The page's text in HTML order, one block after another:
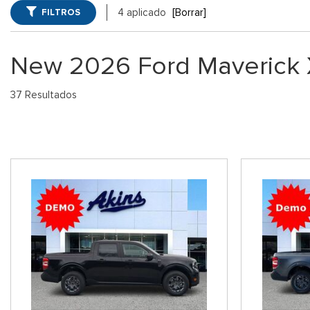
Jeep
Ram
Vans
Híbridos & Eléctricos
SUVs Ford
Vehículos
FILTROS 4 aplicado [Borrar]
New 2026 Ford Maverick
37 Resultados